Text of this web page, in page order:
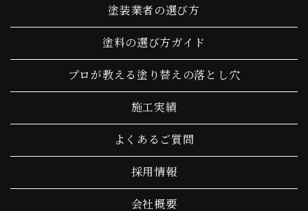
塗装業者の選び方
塗料の選び方ガイド
プロが教える塗り替えの落とし穴
施工実績
よくあるご質問
採用情報
会社概要